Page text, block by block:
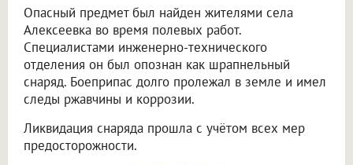
Опасный предмет был найден жителями села
Алексеевка во время полевых работ.
Специалистами инженерно-технического
отделения он был опознан как шрапнельный
снаряд. Боеприпас долго пролежал в земле и имел
следы ржавчины и коррозии.
Ликвидация снаряда прошла с учётом всех мер
предосторожности.